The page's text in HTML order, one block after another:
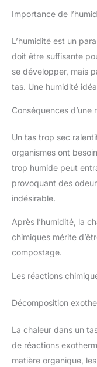
Importance de
L’humidité est un
doit être suffisante
se développer, mais
tas. Une humidité
Conséquences d’une
Un tas trop sec
organismes ont
trop humide peut
provoquant des
indésirable.
Après l’humidité, la
chimiques mérite
compostage.
Les réactions
Décomposition
La chaleur dans un
de réactions
matière organique,